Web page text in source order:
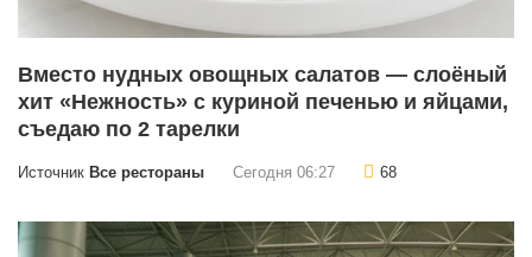
Вместо нудных овощных салатов — слоёный
хит «Нежность» с куриной печенью и яйцами,
съедаю по 2 тарелки
Источник Все рестораны Сегодня 06:27 68